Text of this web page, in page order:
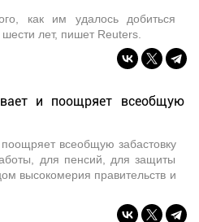
как им удалось добиться
лет, пишет Reuters.
и поощряет всеобщую
всеобщую забастовку
для пенсий, для защиты
высокомерия правительств и